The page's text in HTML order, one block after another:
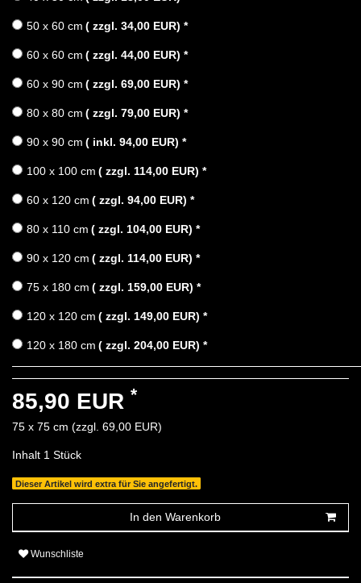
50 x 60 cm ( zzgl. 34,00 EUR) *
60 x 60 cm ( zzgl. 44,00 EUR) *
60 x 90 cm ( zzgl. 69,00 EUR) *
80 x 80 cm ( zzgl. 79,00 EUR) *
90 x 90 cm ( inkl. 94,00 EUR) *
100 x 100 cm ( zzgl. 114,00 EUR) *
60 x 120 cm ( zzgl. 94,00 EUR) *
80 x 110 cm ( zzgl. 104,00 EUR) *
90 x 120 cm ( zzgl. 114,00 EUR) *
75 x 180 cm ( zzgl. 159,00 EUR) *
120 x 120 cm ( zzgl. 149,00 EUR) *
120 x 180 cm ( zzgl. 204,00 EUR) *
85,90 EUR *
75 x 75 cm (zzgl. 69,00 EUR)
Inhalt 1 Stück
Dieser Artikel wird extra für Sie angefertigt.
In den Warenkorb
Wunschliste